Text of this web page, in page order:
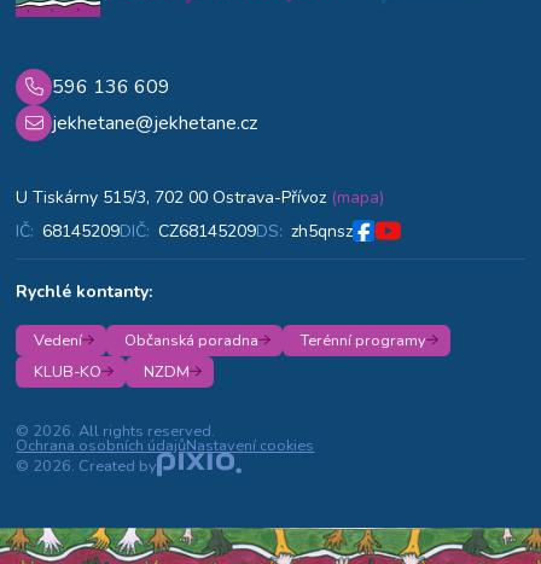
596 136 609
jekhetane@jekhetane.cz
U Tiskárny 515/3, 702 00 Ostrava-Přívoz (mapa)
IČ: 68145209DIČ: CZ68145209DS: zh5qnsz
Rychlé kontanty:
Vedení Občanská poradna
Terénní programy
KLUB-KO
NZDM
© 2026. All rights reserved.
Ochrana osobních údajůNastavení cookies
© 2026. Created by